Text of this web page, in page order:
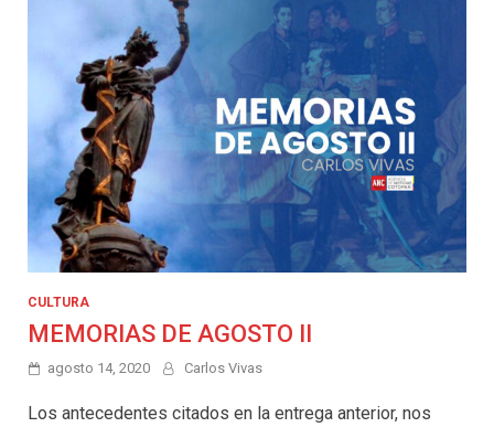
CULTURA
MEMORIAS DE AGOSTO II
agosto 14, 2020 Carlos Vivas
Los antecedentes citados en la entrega anterior, nos